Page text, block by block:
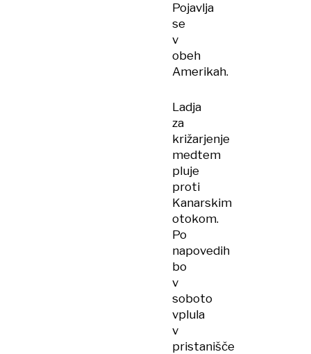
Pojavlja
se
v
obeh
Amerikah.
Ladja
za
križarjenje
medtem
pluje
proti
Kanarskim
otokom.
Po
napovedih
bo
v
soboto
vplula
v
pristanišče